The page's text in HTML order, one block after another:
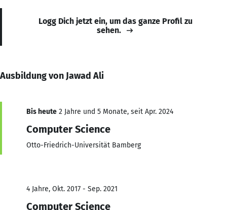
Logg Dich jetzt ein, um das ganze Profil zu
sehen.
Ausbildung von Jawad Ali
Bis heute 2 Jahre und 5 Monate, seit Apr. 2024
Computer Science
Otto-Friedrich-Universität Bamberg
4 Jahre, Okt. 2017 - Sep. 2021
Computer Science